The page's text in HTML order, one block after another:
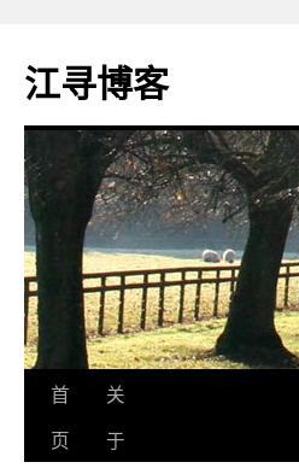
江寻博客
跳首
页
关
于